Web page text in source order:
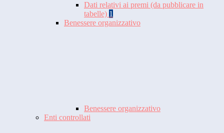
Dati relativi ai premi (da pubblicare in
tabelle) 1
Benessere organizzativo
Benessere organizzativo
Enti controllati